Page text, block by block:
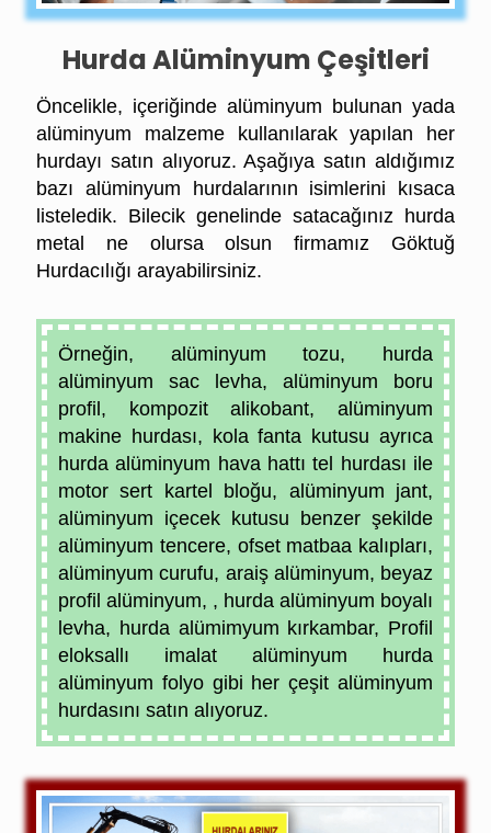
Hurda Alüminyum Çeşitleri
Öncelikle, içeriğinde alüminyum bulunan yada
alüminyum malzeme kullanılarak yapılan her
hurdayı satın alıyoruz. Aşağıya satın aldığımız
bazı alüminyum hurdalarının isimlerini kısaca
listeledik. Bilecik genelinde satacağınız hurda
metal ne olursa olsun firmamız Göktuğ
Hurdacılığı arayabilirsiniz.
Örneğin, alüminyum tozu, hurda
alüminyum sac levha, alüminyum boru
profil, kompozit alikobant, alüminyum
makine hurdası, kola fanta kutusu ayrıca
hurda alüminyum hava hattı tel hurdası ile
motor sert kartel bloğu, alüminyum jant,
alüminyum içecek kutusu benzer şekilde
alüminyum tencere, ofset matbaa kalıpları,
alüminyum curufu, araiş alüminyum, beyaz
profil alüminyum, , hurda alüminyum boyalı
levha, hurda alümimyum kırkambar, Profil
eloksallı imalat alüminyum hurda
alüminyum folyo gibi her çeşit alüminyum
hurdasını satın alıyoruz.